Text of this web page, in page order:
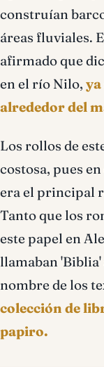
construían
áreas fluviales.
afirmado que
en el río Nilo,
alrededor del
Los rollos de
costosa, pues
era el principal
Tanto que los
este papel en
llamaban
nombre de los
colección de
papiro.